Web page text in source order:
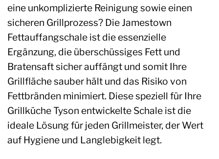
eine unkomplizierte Reinigung sowie einen
sicheren Grillprozess? Die Jamestown
Fettauffangschale ist die essenzielle
Ergänzung, die überschüssiges Fett und
Bratensaft sicher auffängt und somit Ihre
Grillfläche sauber hält und das Risiko von
Fettbränden minimiert. Diese speziell für Ihre
Grillküche Tyson entwickelte Schale ist die
ideale Lösung für jeden Grillmeister, der Wert
auf Hygiene und Langlebigkeit legt.